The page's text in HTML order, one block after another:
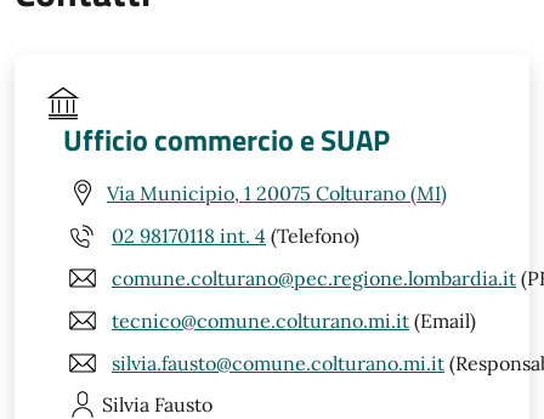
Ufficio commercio e SUAP
Via Municipio, 1 20075 Colturano (MI)
02 98170118 int. 4 (Telefono)
comune.colturano@pec.regione.lombardia.it
tecnico@comune.colturano.mi.it (Email)
silvia.fausto@comune.colturano.mi.it
Silvia Fausto